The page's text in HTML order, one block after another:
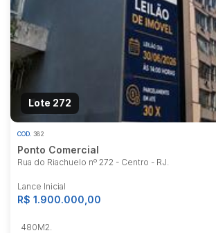
Lote 272
COD. 382
Ponto Comercial
Rua do Riachuelo nº 272 - Centro - RJ.
Lance Inicial
R$ 1.900.000,00
480M2.